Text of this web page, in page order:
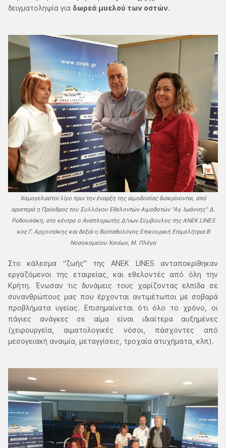
δειγματοληψία για δωρεά μυελού των οστών.
Χαμογελαστοί λίγο πριν την έναρξη της αιμοδοσίας διακρίνονται, από
αριστερά η Πρόεδρος του Συλλόγου Εθελοντών Αιμοδοτών "Αγ. Ιωάννης" Δ.
Ροδουσάκη, στο κέντρο ο Αναπληρωτής Δ/νων Σύμβουλος της ΑΝΕΚ LINES
κος Γ. Αρχοντάκης και δεξιά η Βιοπαθολόγος Επικουρική Επιμελήτρια Β
Νοσοκομείου Χανίων, Μ. Πλέγα
Στο κάλεσμα “ζωής” της ΑΝΕΚ LINES ανταποκρίθηκαν
εργαζόμενοι της εταιρείας, και εθελοντές από όλη την
Κρήτη. Ένωσαν τις δυνάμεις τους χαρίζοντας ελπίδα σε
συνανθρώπους μας που έρχονται αντιμέτωποι με σοβαρά
προβλήματα υγείας. Επισημαίνεται ότι όλο το χρόνο, οι
πάγιες ανάγκες σε αίμα είναι ιδιαίτερα αυξημένες
(χειρουργεία, αιματολογικές νόσοι, πάσχοντες από
μεσογειακή αναιμία, μεταγγίσεις, τροχαία ατυχήματα, κλπ).